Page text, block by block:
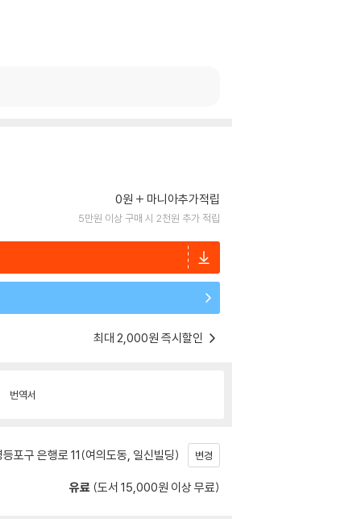
0원 마니아추가적립
5만원 이상 구매 시 2천원 추가 적립
최대 2,000원 즉시할인
번역서
포구 은행로 11(여의도동, 일신빌딩) 변경
유료 (도서 15,000원 이상 무료)